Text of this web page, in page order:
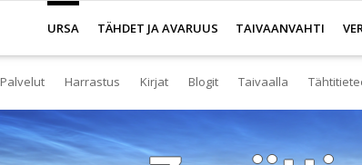
URSA TÄHDET JA AVARUUS TAIVAANVAHTI
Jäsenyys
Palvelut
Yleistä harrastuksesta
Harrastus Kirjat
Tuoreimmat
Blogit
Tähtitaivas
Taivaalla